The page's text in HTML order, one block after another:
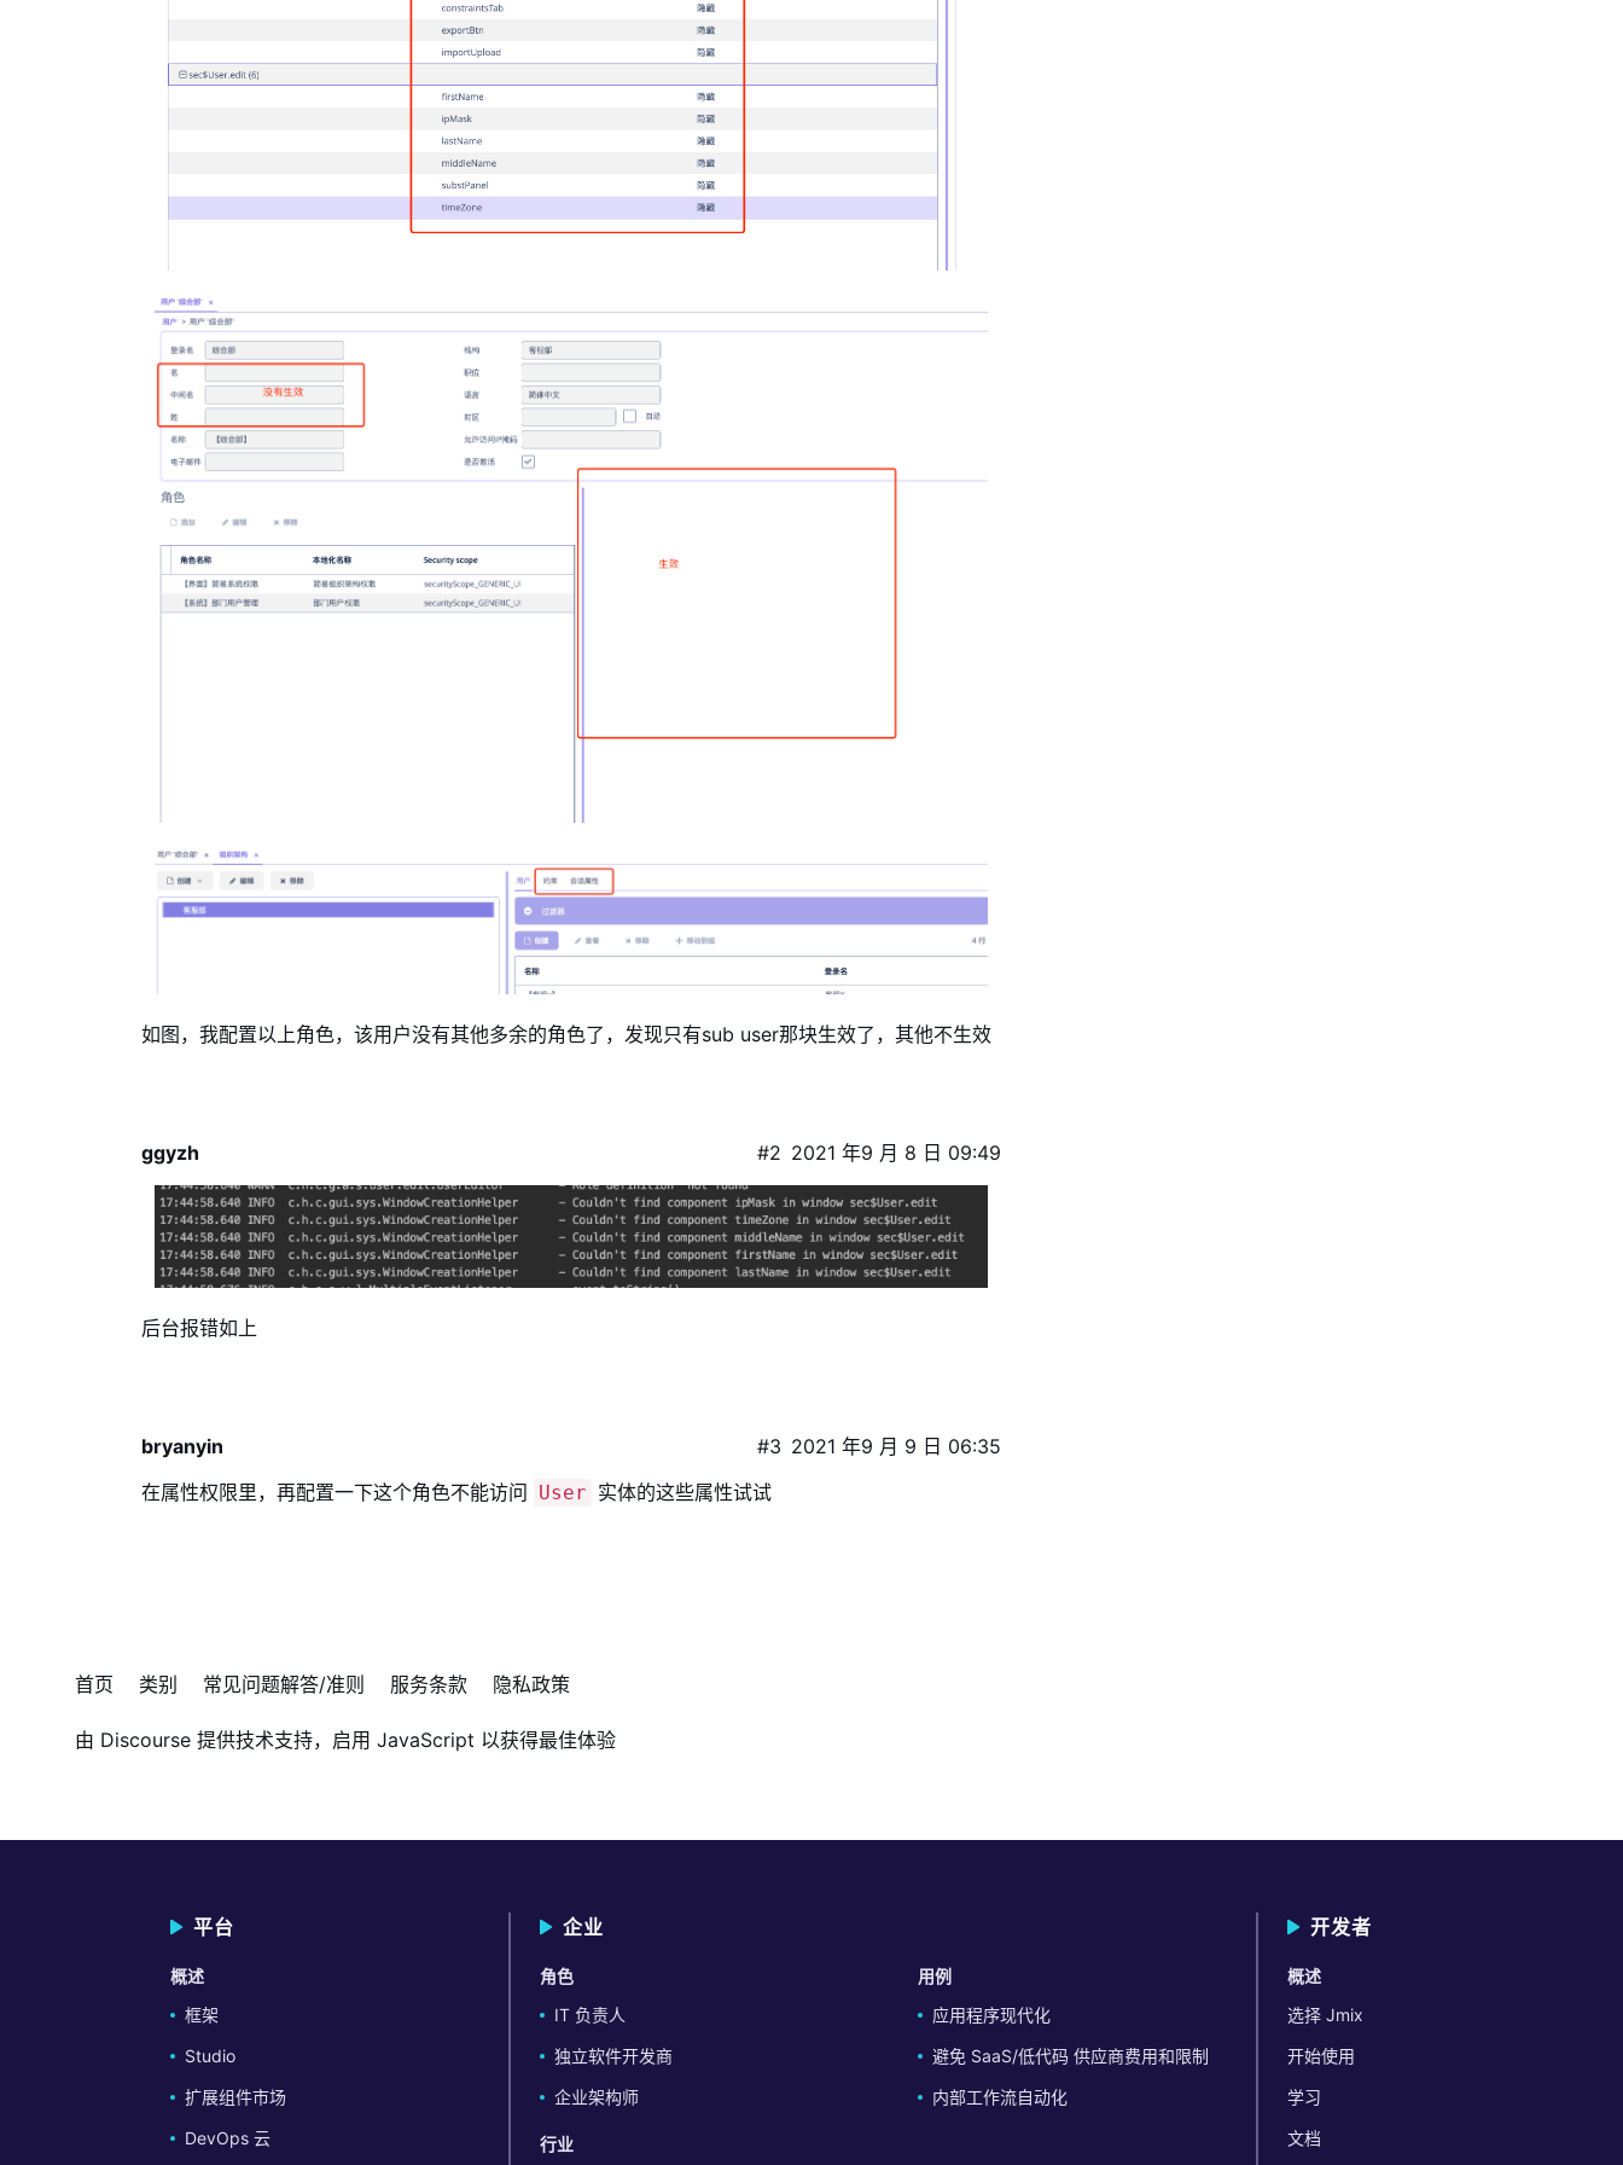
如图，我配置以上角色，该用户没有其他多余的角色了，发现只有sub user那块生效了，其他不生效
ggyzh 2021 年9 月 8 日 09:49
#2
后台报错如上
bryanyin 2021 年9 月 9 日 06:35
#3
在属性权限里，再配置一下这个角色不能访问 User 实体的这些属性试试
首页 类别 常见问题解答/准则 服务条款 隐私政策
由 Discourse 提供技术支持，启用 JavaScript 以获得最佳体验
平台
概述
框架
Studio
扩展组件市场
DevOps 云
企业
角色
IT 负责人
独立软件开发商
企业架构师
行业
用例
应用程序现代化
避免 SaaS/低代码 供应商费用和限制
内部工作流自动化
开发者
概述
选择 Jmix
开始使用
学习
文档